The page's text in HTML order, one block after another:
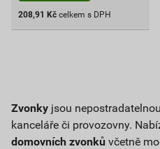
208,91 Kč celkem s DPH
Zvonky jsou
kanceláře či provozovny.
domovních zvonků včetně